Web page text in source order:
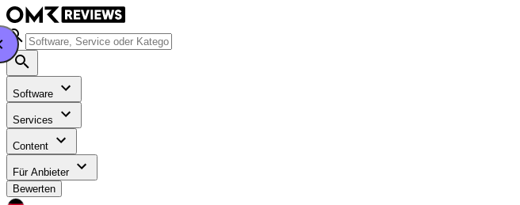
Software
Services
Content
Für Anbieter
Bewerten